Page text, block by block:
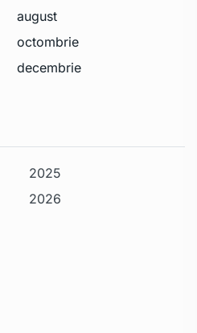
august
octombrie
decembrie
2025
2026